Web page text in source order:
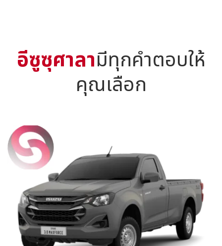
อีซูซุศาลามีทุกคำตอบให้
คุณเลือก